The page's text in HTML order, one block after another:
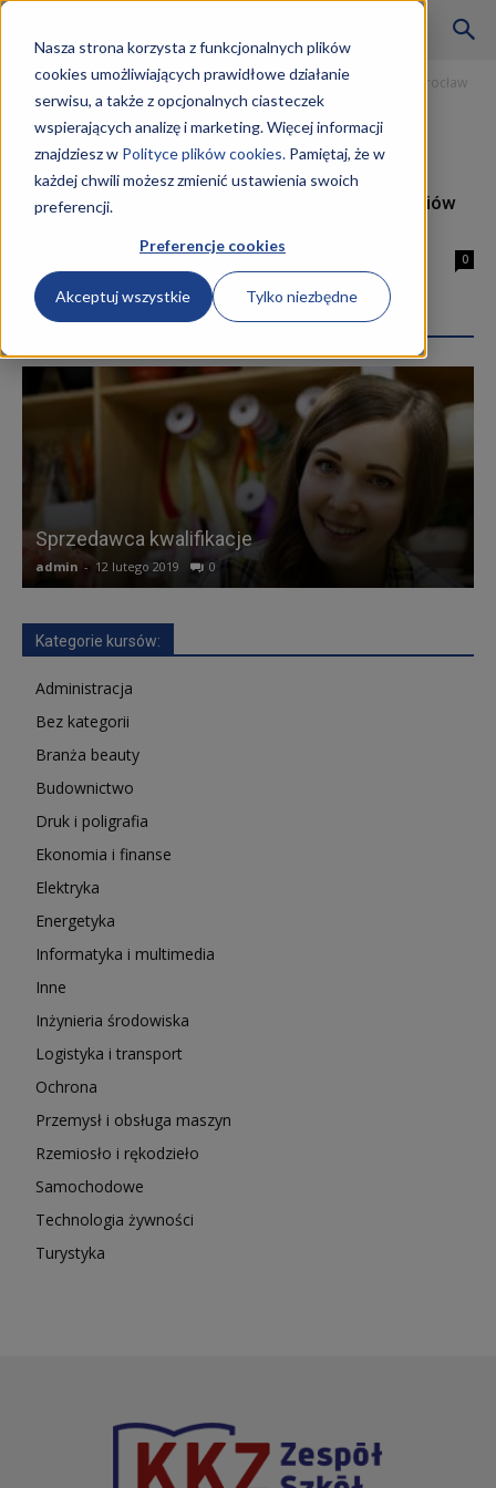
Nasza strona korzysta z funkcjonalnych plików
cookies umożliwiających prawidłowe działanie
serwisu, a także z opcjonalnych ciasteczek
wspierających analizę i marketing. Więcej informacji
znajdziesz w Polityce plików cookies.Pamiętaj, że w
każdej chwili możesz zmienić ustawienia swoich
preferencji.
Preferencje cookies
Akceptuj wszystkie Tylko niezbędne
Szkoły
Aktualności
Strona główna Tagi Kurs technik fotografii i multimediów Wrocław
Tag: kurs technik fotografii i
multimediów Wrocław
Kurs technik fotografii i multimediów
14 maja 2019 0
Najpopularniejsze wpisy
Sprzedawca kwalifikacje
admin - 12 lutego 2019 0
Kategorie kursów:
Administracja
Bez kategorii
Branża beauty
Budownictwo
Druk i poligrafia
Ekonomia i finanse
Elektryka
Energetyka
Informatyka i multimedia
Inne
Inżynieria środowiska
Logistyka i transport
Ochrona
Przemysł i obsługa maszyn
Rzemiosło i rękodzieło
Samochodowe
Technologia żywności
Turystyka